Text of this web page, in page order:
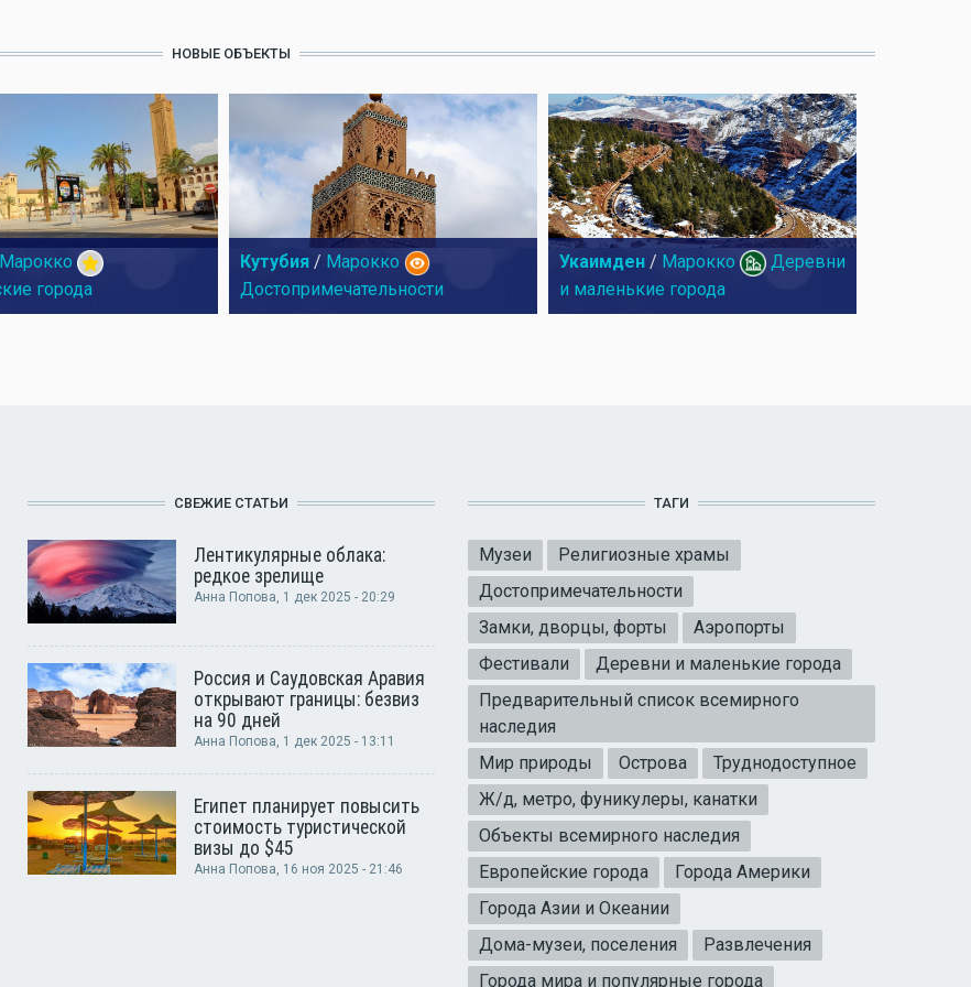
НОВЫЕ ОБЪЕКТЫ
Марокко
города
Кутубия / Марокко
Достопримечательности
Укаимден / Марокко
Деревни
и маленькие города
СВЕЖИЕ СТАТЬИ
Лентикулярные облака:
редкое зрелище
Анна Попова, 1 дек 2025 - 20:29
Россия и Саудовская Аравия
открывают границы: безвиз
на 90 дней
Анна Попова, 1 дек 2025 - 13:11
Египет планирует повысить
стоимость туристической
визы до $45
Анна Попова, 16 ноя 2025 - 21:46
ТАГИ
Музеи
Религиозные храмы
Достопримечательности
Замки, дворцы, форты
Аэропорты
Фестивали
Деревни и маленькие города
Предварительный список всемирного
наследия
Мир природы
Острова
Труднодоступное
Ж/д, метро, фуникулеры, канатки
Объекты всемирного наследия
Европейские города
Города Америки
Города Азии и Океании
Дома-музеи, поселения
Развлечения
Города мира и популярные города